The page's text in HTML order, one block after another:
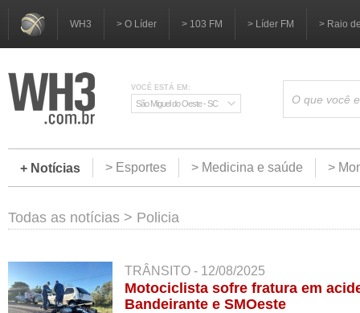
WH3 > O Líder > 103 FM > Líder FM > Raio
VOCÊ ESTÁ EM:
São Miguel do Oeste - SC
+ Notícias > Esportes > Medicina e saúde >
Todas as notícias > Policia
TRÂNSITO - 12/08/2025
Motociclista sofre fratura em
Bandeirante e SMOeste